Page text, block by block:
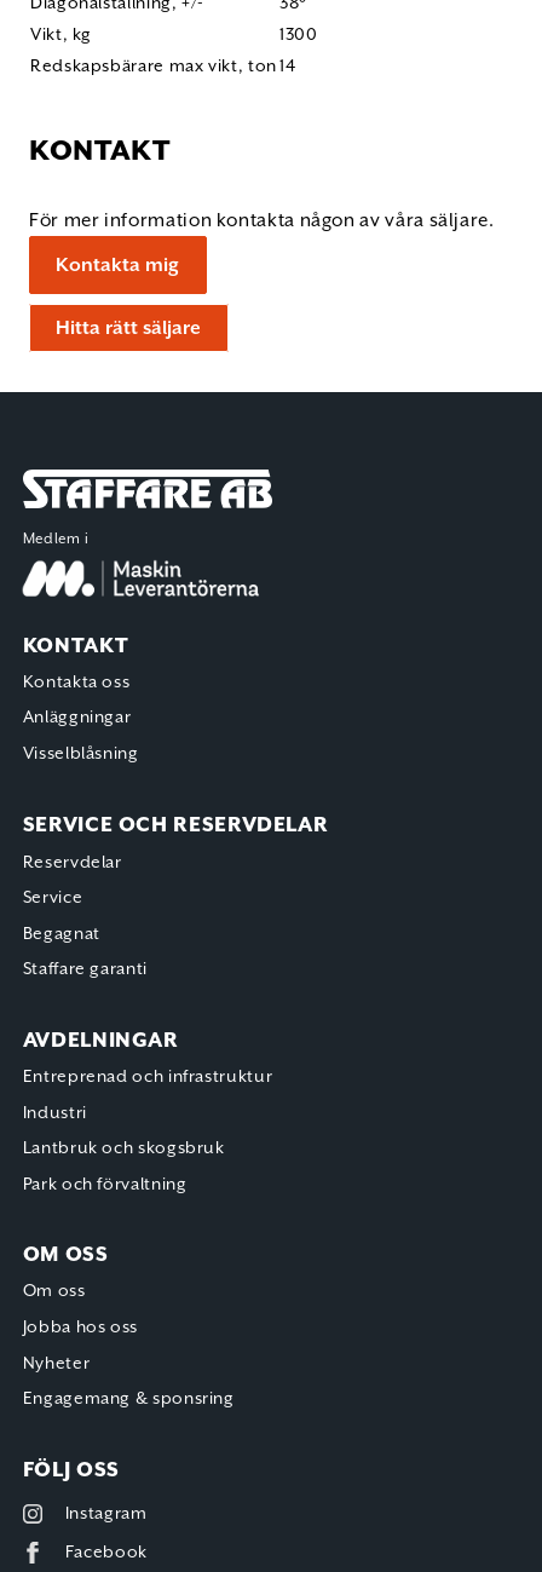
Vikt, kg
1300
Redskapsbärare max vikt, ton14
KONTAKT
För mer information kontakta någon av våra säljare.
Kontakta mig
Hitta rätt säljare
Staffare AB
Medlem i
KONTAKT
Kontakta oss
Anläggningar
Visselblåsning
SERVICE OCH RESERVDELAR
Reservdelar
Service
Begagnat
Staffare garanti
AVDELNINGAR
Entreprenad och infrastruktur
Industri
Lantbruk och skogsbruk
Park och förvaltning
OM OSS
Om oss
Jobba hos oss
Nyheter
Engagemang & sponsring
FÖLJ OSS
Instagram
Facebook